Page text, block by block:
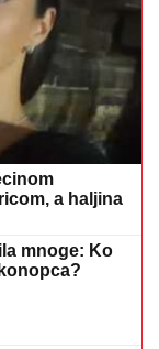
a haljina
mnoge: Ko